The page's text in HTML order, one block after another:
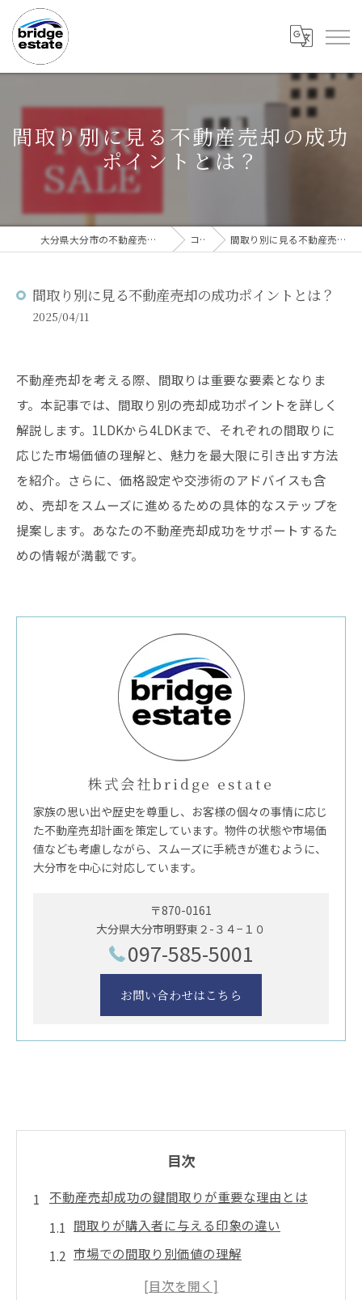
間取り別に見る不動産売却の成功
ポイントとは？
大分県大分市の不動産売却なら株式会社bridge estate コラム 間取り別に見る不動産売却の成功ポイントとは？
間取り別に見る不動産売却の成功ポイントとは？
2025/04/11
不動産売却を考える際、間取りは重要な要素となりま
す。本記事では、間取り別の売却成功ポイントを詳しく
解説します。1LDKから4LDKまで、それぞれの間取りに
応じた市場価値の理解と、魅力を最大限に引き出す方法
を紹介。さらに、価格設定や交渉術のアドバイスも含
め、売却をスムーズに進めるための具体的なステップを
提案します。あなたの不動産売却成功をサポートするた
めの情報が満載です。
株式会社bridge estate
家族の思い出や歴史を尊重し、お客様の個々の事情に応じ
た不動産売却計画を策定しています。物件の状態や市場価
値なども考慮しながら、スムーズに手続きが進むように、
大分市を中心に対応しています。
〒870-0161
大分県大分市明野東２-３４−１０
097-585-5001
お問い合わせはこちら
目次
不動産売却成功の鍵間取りが重要な理由とは
間取りが購入者に与える印象の違い
市場での間取り別価値の理解
生活スタイルと間取りの関連性